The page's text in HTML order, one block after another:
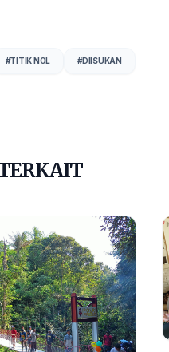
#TITIK NOL #DIISUKAN